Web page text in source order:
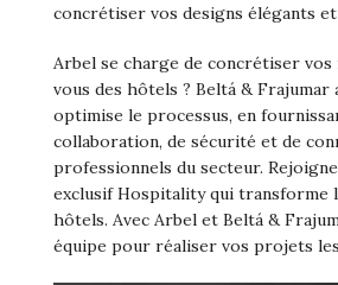
concrétiser vos designs élégants
Arbel se charge de concrétiser vos
vous des hôtels ? Beltá & Frajumar
optimise le processus, en
collaboration, de sécurité et de
professionnels du secteur.
exclusif Hospitality qui transforme
hôtels. Avec Arbel et Beltá &
équipe pour réaliser vos projets